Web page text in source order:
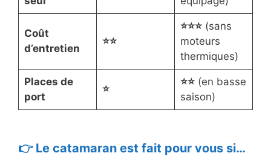
Coût
d’entretien
⭐⭐
⭐⭐⭐(sans
moteurs
thermiques)
Places de
port
⭐
⭐⭐(en basse
saison)
👉 Le catamaran est fait pour vous si…